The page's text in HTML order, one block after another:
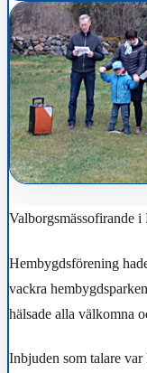
Valborgsmässofirande i
Hembygdsförening
vackra
hälsade alla välkomna
Inbjuden som talare